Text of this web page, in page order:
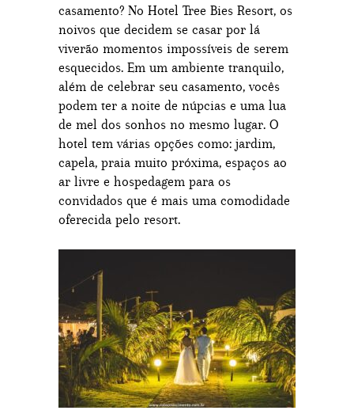
casamento? No Hotel Tree Bies Resort, os
noivos que decidem se casar por lá
viverão momentos impossíveis de serem
esquecidos. Em um ambiente tranquilo,
além de celebrar seu casamento, vocês
podem ter a noite de núpcias e uma lua
de mel dos sonhos no mesmo lugar. O
hotel tem várias opções como: jardim,
capela, praia muito próxima, espaços ao
ar livre e hospedagem para os
convidados que é mais uma comodidade
oferecida pelo resort.